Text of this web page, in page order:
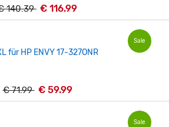
140.39 € 116.99
Sale
für HP ENVY 17-327ONR
€ 71.99 € 59.99
Sale